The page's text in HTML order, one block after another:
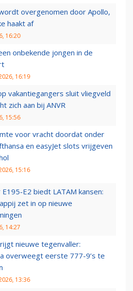
overgenomen door Apollo,
haakt af
16:20
onbekende jongen in de
16:19
vakantiegangers sluit vliegveld
zich aan bij ANVR
15:56
voor vracht doordat onder
en easyJet slots vrijgeven
15:16
E2 biedt LATAM kansen:
zet in op nieuwe
14:27
nieuwe tegenvaller:
overweegt eerste 777-9’s te
13:36